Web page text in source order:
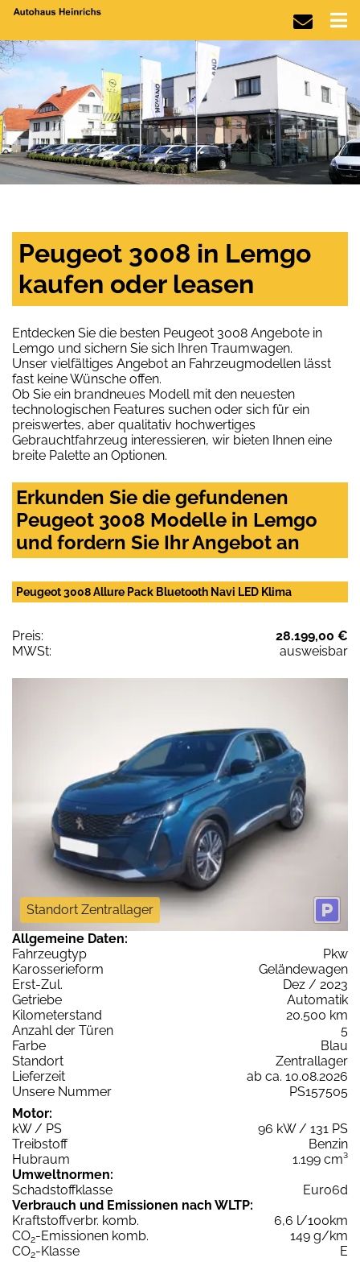
Peugeot 3008 in Lemgo
kaufen oder leasen
Entdecken Sie die besten Peugeot 3008 Angebote in
Lemgo und sichern Sie sich Ihren Traumwagen.
Unser vielfältiges Angebot an Fahrzeugmodellen lässt
fast keine Wünsche offen.
Ob Sie ein brandneues Modell mit den neuesten
technologischen Features suchen oder sich für ein
preiswertes, aber qualitativ hochwertiges
Gebrauchtfahrzeug interessieren, wir bieten Ihnen eine
breite Palette an Optionen.
Erkunden Sie die gefundenen
Peugeot 3008 Modelle in Lemgo
und fordern Sie Ihr Angebot an
Peugeot 3008 Allure Pack Bluetooth Navi LED Klima
Preis:
28.199,00 €
MWSt:
ausweisbar
Standort Zentrallager
Allgemeine Daten:
Fahrzeugtyp
Pkw
Karosserieform
Geländewagen
Erst-Zul.
Dez / 2023
Getriebe
Automatik
Kilometerstand
20.500 km
Anzahl der Türen
5
Farbe
Blau
Standort
Zentrallager
Lieferzeit
ab ca. 10.08.2026
Unsere Nummer
PS157505
Motor:
kW / PS
96 kW / 131 PS
Treibstoff
Benzin
Hubraum
1.199 cm³
Umweltnormen:
Schadstoffklasse
Euro6d
Verbrauch und Emissionen nach WLTP:
Kraftstoffverbr. komb.
6,6 l/100km
CO2-Emissionen komb.
149 g/km
CO2-Klasse
E